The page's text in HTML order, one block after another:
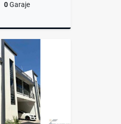
0Garaje
Consultar